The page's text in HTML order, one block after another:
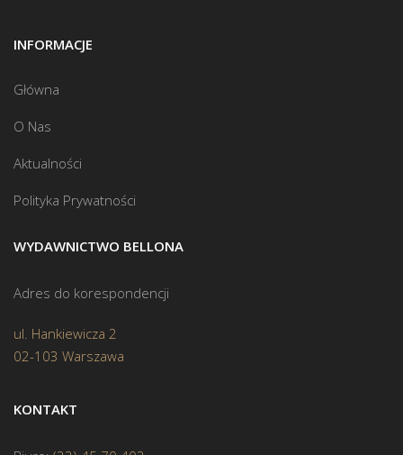
INFORMACJE
Główna
O Nas
Aktualności
Polityka Prywatności
WYDAWNICTWO BELLONA
Adres do korespondencji
ul. Hankiewicza 2
02-103 Warszawa
KONTAKT